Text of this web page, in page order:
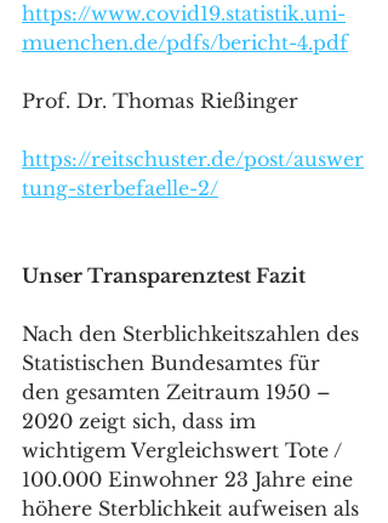
https://www.covid19.statistik.uni-
muenchen.de/pdfs/bericht-4.pdf
Prof. Dr. Thomas Rießinger
https://reitschuster.de/post/auswer
tung-sterbefaelle-2/
Unser Transparenztest Fazit
Nach den Sterblichkeitszahlen des
Statistischen Bundesamtes für
den gesamten Zeitraum 1950 –
2020 zeigt sich, dass im
wichtigem Vergleichswert Tote /
100.000 Einwohner 23 Jahre eine
höhere Sterblichkeit aufweisen als